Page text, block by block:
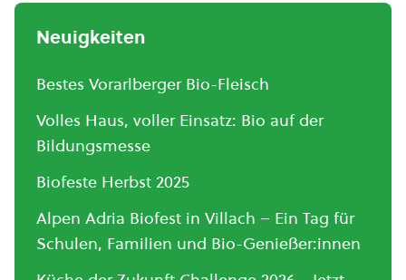
Neuigkeiten
Bestes Vorarlberger Bio-Fleisch
Volles Haus, voller Einsatz: Bio auf der
Bildungsmesse
Biofeste Herbst 2025
Alpen Adria Biofest in Villach – Ein Tag für
Schulen, Familien und Bio-Genießer:innen